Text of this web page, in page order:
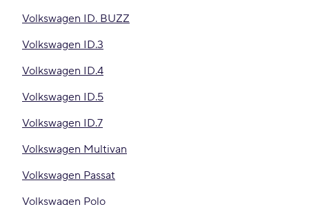
Volkswagen ID. BUZZ
Volkswagen ID.3
Volkswagen ID.4
Volkswagen ID.5
Volkswagen ID.7
Volkswagen Multivan
Volkswagen Passat
Volkswagen Polo